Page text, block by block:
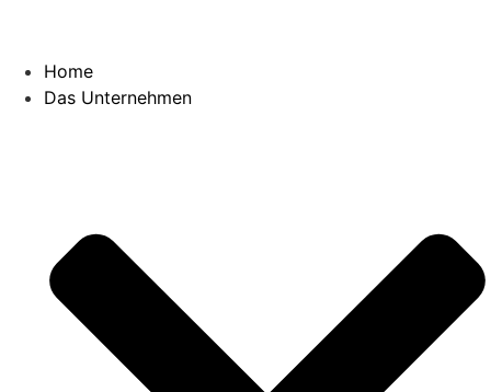
springenHome
Das Unternehmen